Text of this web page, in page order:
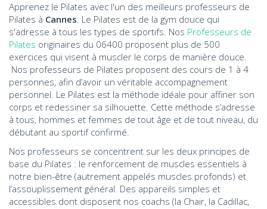
Apprenez le Pilates avec l'un des meilleurs professeurs de
Pilates à Cannes. Le Pilates est de la gym douce qui
s'adresse à tous les types de sportifs. Nos Professeurs de
Pilates originaires du 06400 proposent plus de 500
exercices qui visent à muscler le corps de manière douce.
Nos professeurs de Pilates proposent des cours de 1 à 4
personnes, afin d’avoir un véritable accompagnement
personnel. Le Pilates est la méthode idéale pour affiner son
corps et redessiner sa silhouette. Cette méthode s’adresse
à tous, hommes et femmes de tout âge et de tout niveau, du
débutant au sportif confirmé.
Nos professeurs se concentrent sur les deux principes de
base du Pilates : le renforcement de muscles essentiels à
notre bien-être (autrement appelés muscles profonds) et
l’assouplissement général. Des appareils simples et
accessibles dont disposent nos coachs (la Chair, la Cadillac,